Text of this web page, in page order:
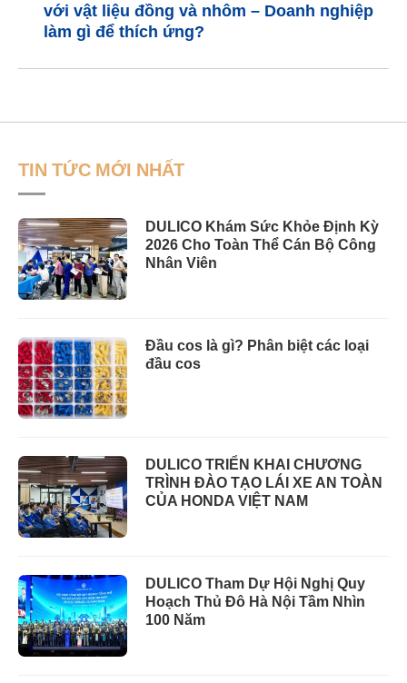
với vật liệu đồng và nhôm – Doanh nghiệp
làm gì để thích ứng?
TIN TỨC MỚI NHẤT
DULICO Khám Sức Khỏe Định Kỳ
2026 Cho Toàn Thể Cán Bộ Công
Nhân Viên
Đầu cos là gì? Phân biệt các loại
đầu cos
DULICO TRIỂN KHAI CHƯƠNG
TRÌNH ĐÀO TẠO LÁI XE AN TOÀN
CỦA HONDA VIỆT NAM
DULICO Tham Dự Hội Nghị Quy
Hoạch Thủ Đô Hà Nội Tầm Nhìn
100 Năm